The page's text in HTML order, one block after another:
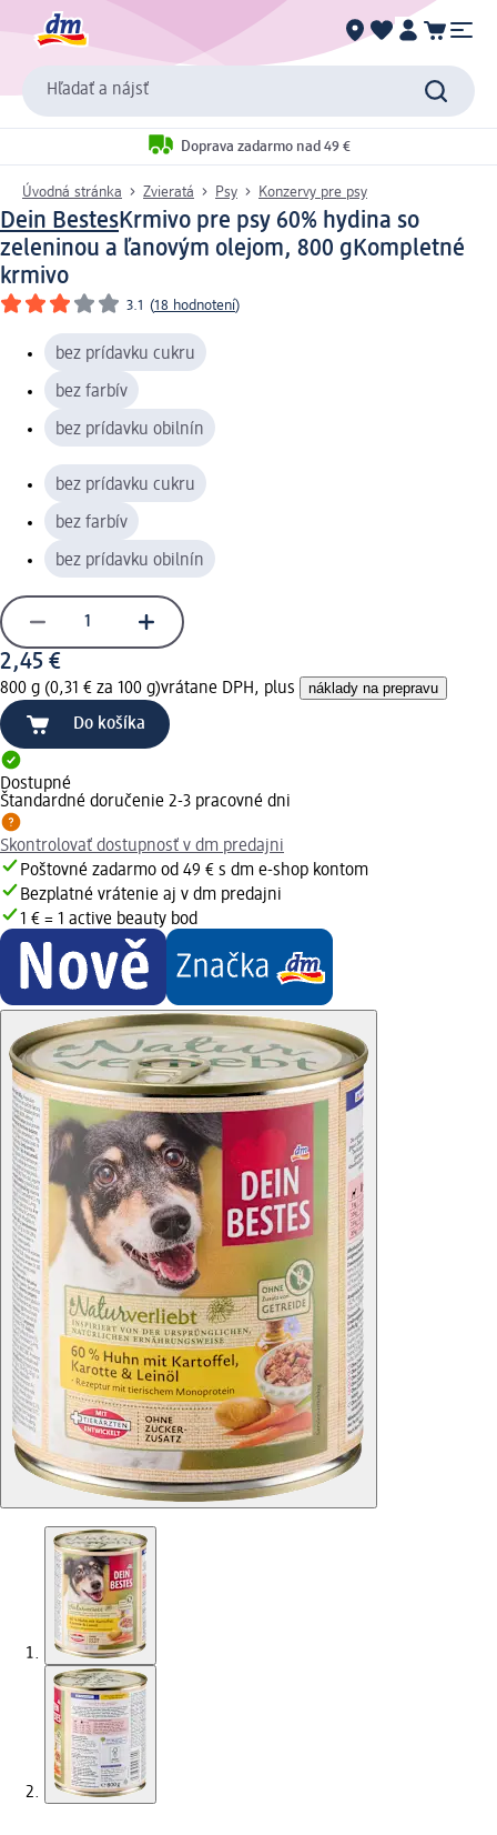
Hľadať a nájsť
Doprava zadarmo nad 49 €
Úvodná stránka Zvieratá Psy Konzervy pre psy
Dein BestesKrmivo pre psy 60% hydina so
zeleninou a ľanovým olejom, 800 g Kompletné
krmivo
3.1 (18 hodnotení)
bez prídavku cukru
bez farbív
bez prídavku obilnín
bez prídavku cukru
bez farbív
bez prídavku obilnín
2,45 €
800 g (0,31 € za 100 g)vrátane DPH, plus náklady na prepravu
Do košíka
Dostupné
Štandardné doručenie 2-3 pracovné dni
Skontrolovať dostupnosť v dm predajni
Poštovné zadarmo od 49 € s dm e-shop kontom
Bezplatné vrátenie aj v dm predajni
1 € = 1 active beauty bod